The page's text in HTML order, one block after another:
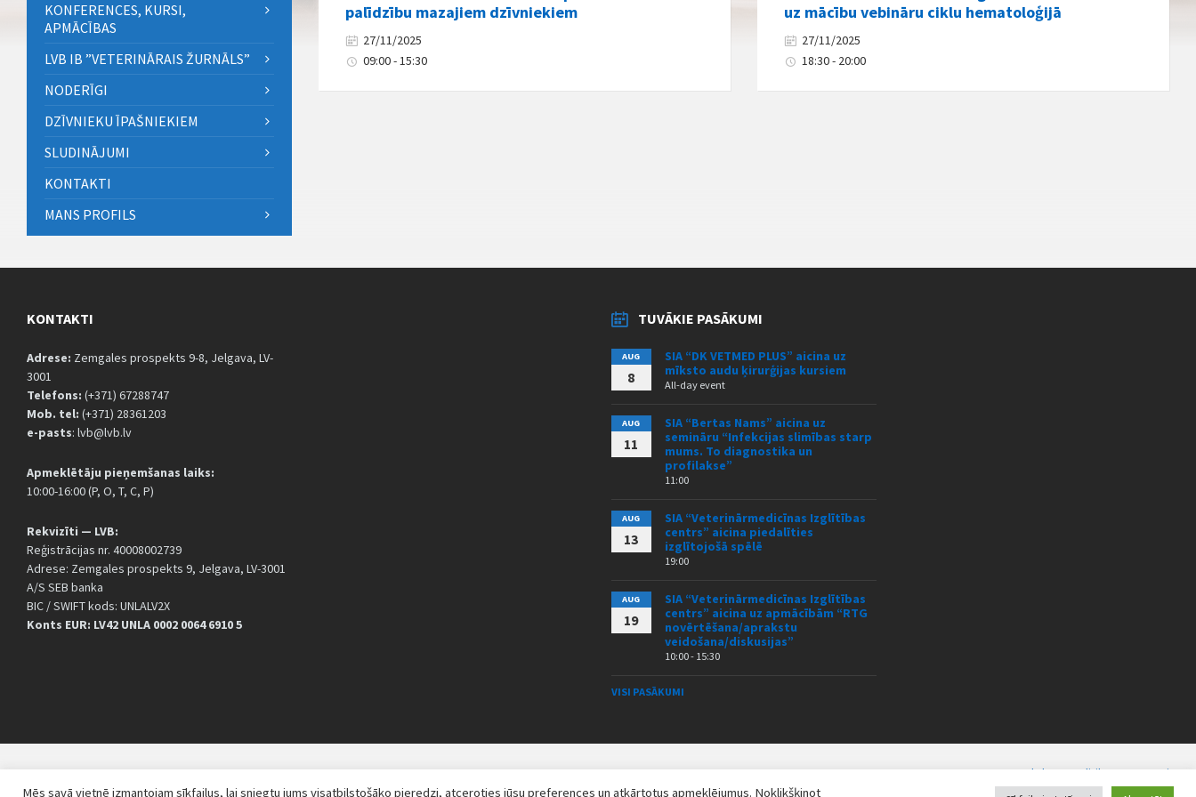
palīdzību mazajiem dzīvniekiem
27/11/2025
09:00 - 15:30
uz mācību vebināru ciklu hematoloģijā
27/11/2025
18:30 - 20:00
KONFERENCES, KURSI,
APMĀCĪBAS
LVB IB ”VETERINĀRAIS ŽURNĀLS”
NODERĪGI
DZĪVNIEKU ĪPAŠNIEKIEM
SLUDINĀJUMI
KONTAKTI
MANS PROFILS
KONTAKTI
Adrese: Zemgales prospekts 9-8, Jelgava, LV-
3001
Telefons: (+371) 67288747
Mob. tel: (+371) 28361203
e-pasts: lvb@lvb.lv
Apmeklētāju pieņemšanas laiks:
10:00-16:00 (P, O, T, C, P)
Rekvizīti — LVB:
Reģistrācijas nr. 40008002739
Adrese: Zemgales prospekts 9, Jelgava, LV-3001
A/S SEB banka
BIC / SWIFT kods: UNLALV2X
Konts EUR: LV42 UNLA 0002 0064 6910 5
TUVĀKIE PASĀKUMI
AUG
8
SIA “DK VETMED PLUS” aicina uz
mīksto audu ķirurģijas kursiem
All-day event
AUG
11
SIA “Bertas Nams” aicina uz
semināru “Infekcijas slimības starp
mums. To diagnostika un
profilakse”
11:00
AUG
13
SIA “Veterinārmedicīnas Izglītības
centrs” aicina piedalīties
izglītojošā spēlē
19:00
AUG
19
SIA “Veterinārmedicīnas Izglītības
centrs” aicina uz apmācībām “RTG
novērtēšana/aprakstu
veidošana/diskusijas”
10:00 - 15:30
VISI PASĀKUMI
Sīkdatņu politika Jaunumi
Mēs savā vietnē izmantojam sīkfailus, lai sniegtu jums visatbilstošāko pieredzi, atceroties jūsu preferences un atkārtotus apmeklējumus. Noklikšķinot